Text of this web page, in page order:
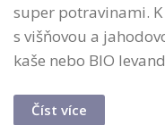
super potravinami.
s višňovou a
kaše nebo BIO
Číst více